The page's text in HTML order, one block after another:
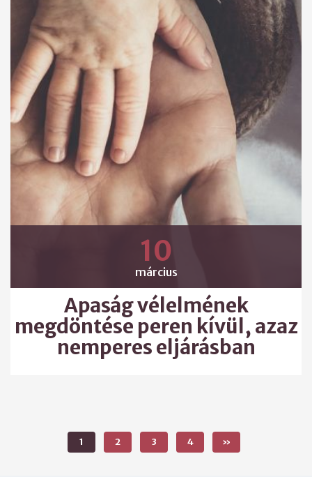
10
március
Apaság vélelmének
megdöntése peren kívül, azaz
nemperes eljárásban
1 2 3 4 »